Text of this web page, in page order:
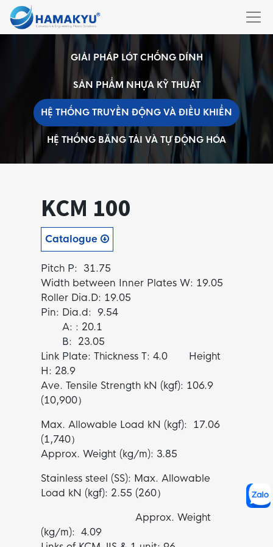
GIẢI PHÁP LÓT CHỐNG DÍNH
SẢN PHẨM NHỰA KỸ THUẬT
HỆ THỐNG TRUYỀN ĐỘNG VÀ ĐIỀU KHIỂN
HỆ THỐNG BĂNG TẢI VÀ TỰ ĐỘNG HÓA
KCM 100
Catalogue
Pitch P: 31.75
Width between Inner Plates W: 19.05
Roller Dia.D: 19.05
Pin: Dia.d: 9.54
A: : 20.1
B: 23.05
Link Plate: Thickness T: 4.0 Height
H: 28.9
Ave. Tensile Strength kN (kgf): 106.9
(10,900）
Max. Allowable Load kN (kgf): 17.06
(1,740）
Approx. Weight (kg/m): 3.85
Stainless steel (SS): Max. Allowable
Load kN (kgf): 2.55 (260）
Approx. Weight
(kg/m): 4.09